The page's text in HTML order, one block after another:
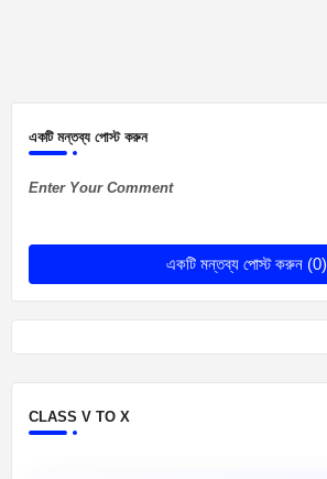
একটি মন্তব্য পোস্ট করুন
Enter Your Comment
একটি মন্তব্য পোস্ট করুন (0)
CLASS V TO X